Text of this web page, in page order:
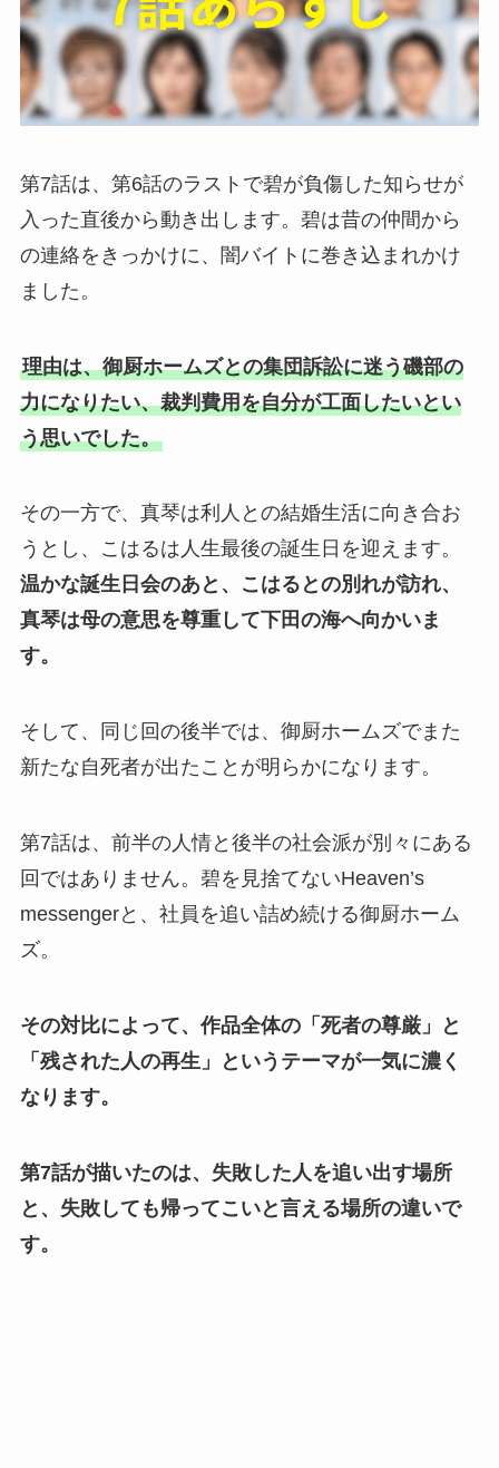
第7話は、第6話のラストで碧が負傷した知らせが
入った直後から動き出します。碧は昔の仲間から
の連絡をきっかけに、闇バイトに巻き込まれかけ
ました。
理由は、御厨ホームズとの集団訴訟に迷う磯部の
力になりたい、裁判費用を自分が工面したいとい
う思いでした。
その一方で、真琴は利人との結婚生活に向き合お
うとし、こはるは人生最後の誕生日を迎えます。
温かな誕生日会のあと、こはるとの別れが訪れ、
真琴は母の意思を尊重して下田の海へ向かいま
す。
そして、同じ回の後半では、御厨ホームズでまた
新たな自死者が出たことが明らかになります。
第7話は、前半の人情と後半の社会派が別々にある
回ではありません。碧を見捨てないHeaven’s
messengerと、社員を追い詰め続ける御厨ホーム
ズ。
その対比によって、作品全体の「死者の尊厳」と
「残された人の再生」というテーマが一気に濃く
なります。
第7話が描いたのは、失敗した人を追い出す場所
と、失敗しても帰ってこいと言える場所の違いで
す。